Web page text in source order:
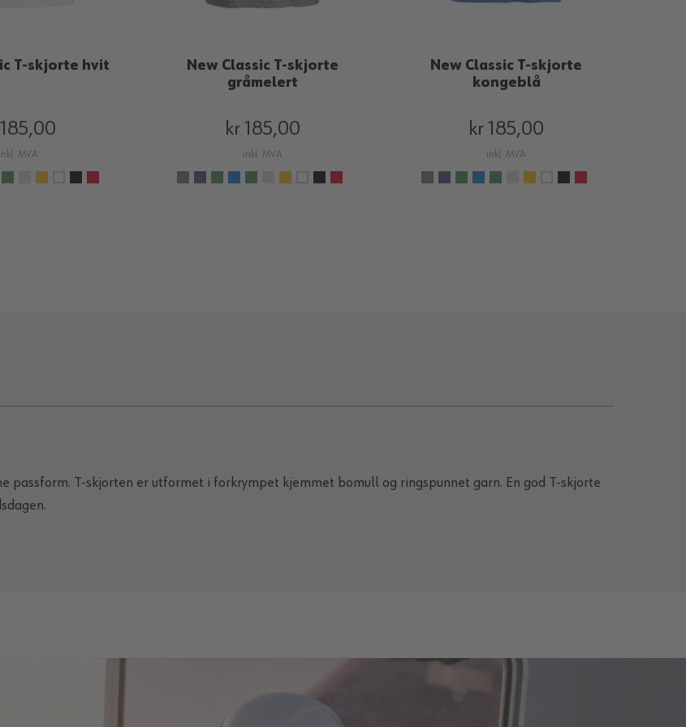
T-skjorte hvit
inkl. MVA
New Classic T-skjorte
gråmelert
kr 185,00
inkl. MVA
New Classic T-skjorte
kongeblå
kr 185,00
inkl. MVA
passform. T-skjorten er utformet i forkrympet kjemmet bomull og ringspunnet garn. En god T-skjorte